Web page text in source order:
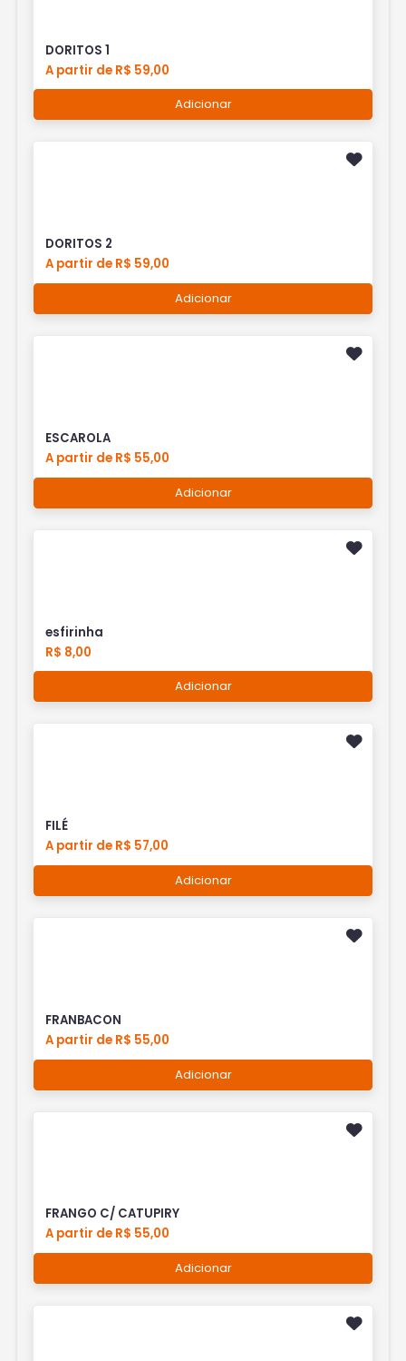
DORITOS 1
A partir de R$ 59,00
Adicionar
DORITOS 2
A partir de R$ 59,00
Adicionar
ESCAROLA
A partir de R$ 55,00
Adicionar
esfirinha
R$ 8,00
Adicionar
FILÉ
A partir de R$ 57,00
Adicionar
FRANBACON
A partir de R$ 55,00
Adicionar
FRANGO C/ CATUPIRY
A partir de R$ 55,00
Adicionar